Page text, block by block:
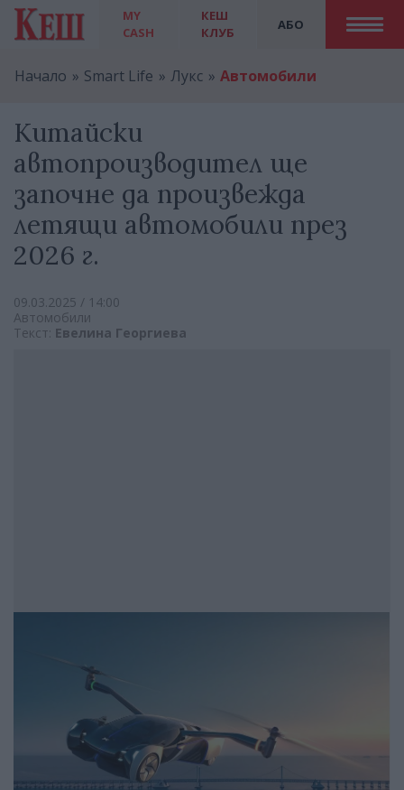
MY
CASH
АБО
КЕШ
КЛУБ
Начало Smart Life Лукс Автомобили
Китайски
автопроизводител ще
започне да произвежда
летящи автомобили през
2026 г.
09.03.2025 / 14:00
Автомобили
Текст: Евелина Георгиева